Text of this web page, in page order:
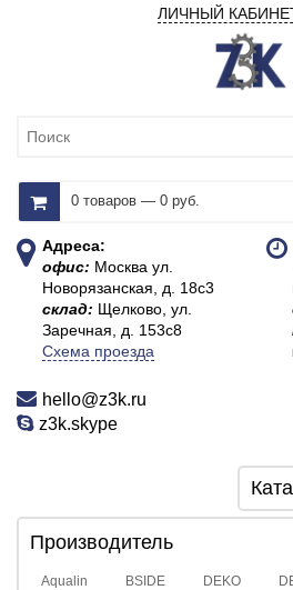
ЛИЧНЫЙ
0 товаров — 0 руб.
Адреса:
офис: Москва ул.
Новорязанская, д. 18с3
склад: Щелково, ул.
Заречная, д. 153с8
Схема проезда
hello@z3k.ru
z3k.skype
Производитель
Aqualin BSIDE DEKO